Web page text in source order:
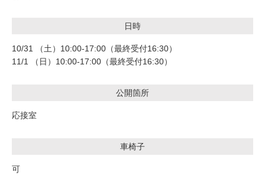
日時
10/31 （土）10:00-17:00（最終受付16:30）
11/1 （日）10:00-17:00（最終受付16:30）
公開箇所
応接室
車椅子
可